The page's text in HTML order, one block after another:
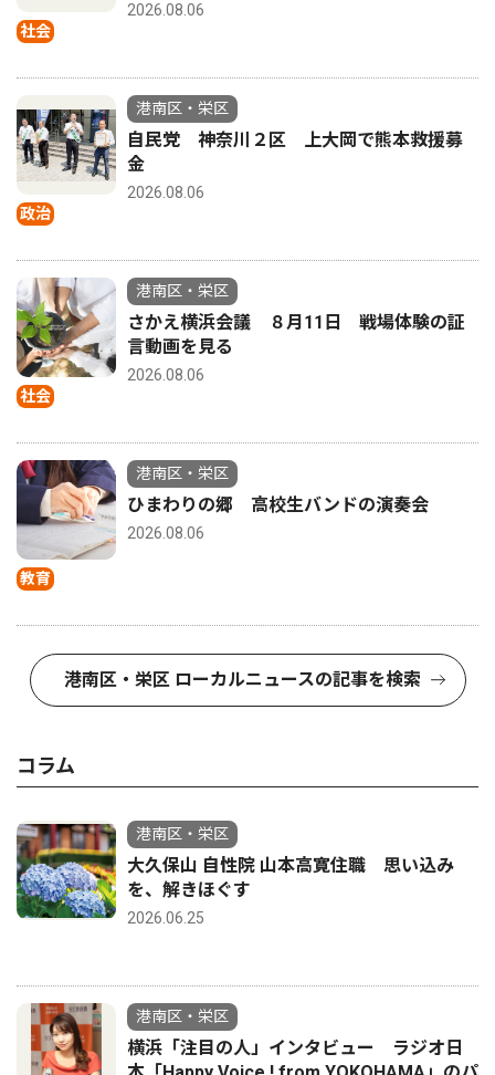
社会
2026.08.06
政治
港南区・栄区
自民党 神奈川２区 上大岡で熊本救援募
金
2026.08.06
社会
港南区・栄区
さかえ横浜会議 ８月11日 戦場体験の証
言動画を見る
2026.08.06
教育
港南区・栄区
ひまわりの郷 高校生バンドの演奏会
2026.08.06
港南区・栄区 ローカルニュースの記事を検索
コラム
港南区・栄区
大久保山 自性院 山本高寛住職 思い込み
を、解きほぐす
2026.06.25
港南区・栄区
横浜「注目の人」インタビュー ラジオ日